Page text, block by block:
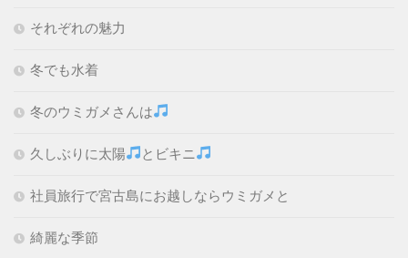
それぞれの魅力
冬でも水着
冬のウミガメさんは
久しぶりに太陽 とビキニ
社員旅行で宮古島にお越しならウミガメと
綺麗な季節